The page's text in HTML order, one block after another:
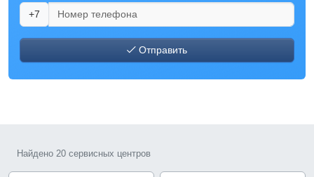
+7
Отправить
Найдено 20 сервисных центров